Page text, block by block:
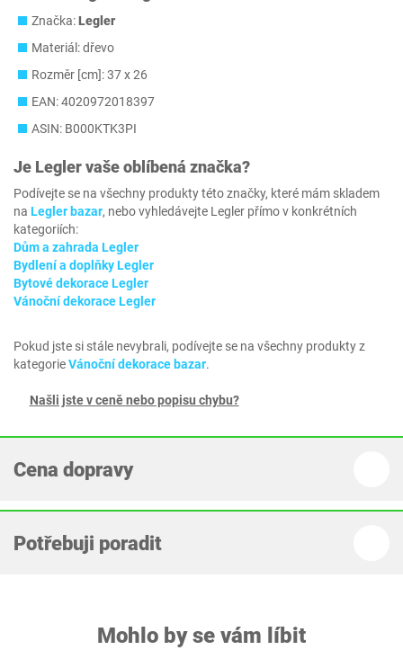
Značka:Legler
Materiál: dřevo
Rozměr [cm]: 37 x 26
EAN: 4020972018397
ASIN: B000KTK3PI
Je Leglervaše oblíbená značka?
Podívejte se na všechny produkty této značky, které mám skladem
na Legler bazar, nebo vyhledávejte Legler přímo v konkrétních
kategoriích:
Dům a zahrada Legler
Bydlení a doplňky Legler
Bytové dekorace Legler
Vánoční dekorace Legler
Pokud jste si stále nevybrali, podívejte se na všechny produkty z
kategorieVánoční dekorace bazar.
Našli jste v ceně nebo popisu chybu?
Cena dopravy
Potřebuji poradit
Mohlo by se vám líbit